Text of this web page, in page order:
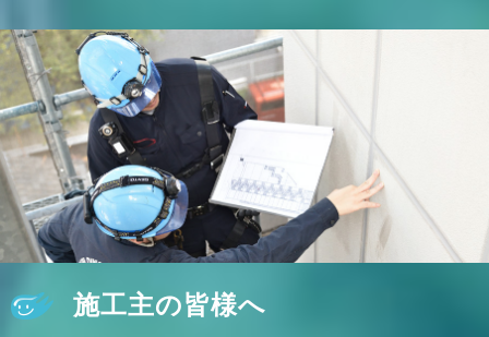
施工主の皆様へ